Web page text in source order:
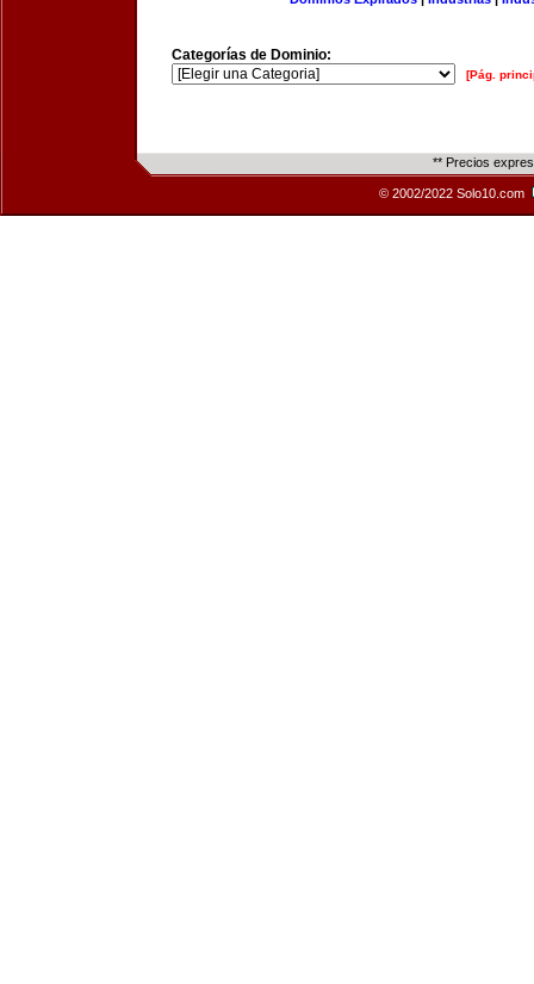
Categorías de Dominio:
[Pág.
** Precios
© 2002/2022 Solo10.com